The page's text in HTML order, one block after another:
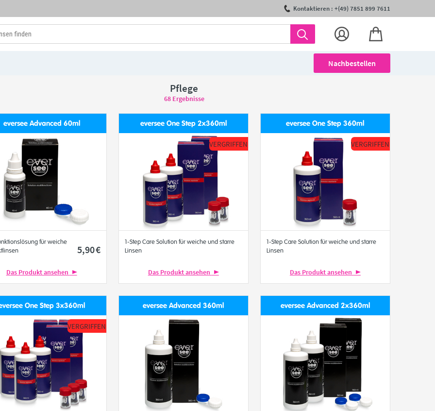
Kontaktieren : +(49) 7851 899 7611
Nachbestellen
Pflege
68 Ergebnisse
eversee Advanced 60ml
für weiche
5,90€
Das Produkt ansehen
eversee One Step 2x360ml
VERGRIFFEN
1-Step Care Solution für weiche und starre
Linsen
Das Produkt ansehen
eversee One Step 360ml
VERGRIFFEN
1-Step Care Solution für weiche und starre
Linsen
Das Produkt ansehen
One Step 3x360ml
VERGRIFFEN
eversee Advanced 360ml eversee Advanced 2x360ml